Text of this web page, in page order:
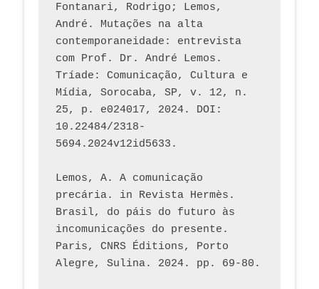
Fontanari, Rodrigo; Lemos,
André. Mutações na alta
contemporaneidade: entrevista
com Prof. Dr. André Lemos.
Tríade: Comunicação, Cultura e
Mídia, Sorocaba, SP, v. 12, n.
25, p. e024017, 2024. DOI:
10.22484/2318-
5694.2024v12id5633.
Lemos, A. A comunicação
precária. in Revista Hermès.
Brasil, do páis do futuro às
incomunicações do presente.
Paris, CNRS Éditions, Porto